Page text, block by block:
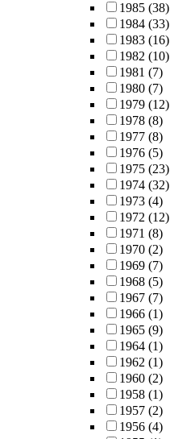
1985 (38)
1984 (33)
1983 (16)
1982 (10)
1981 (7)
1980 (7)
1979 (12)
1978 (8)
1977 (8)
1976 (5)
1975 (23)
1974 (32)
1973 (4)
1972 (12)
1971 (8)
1970 (2)
1969 (7)
1968 (5)
1967 (7)
1966 (1)
1965 (9)
1964 (1)
1962 (1)
1960 (2)
1958 (1)
1957 (2)
1956 (4)